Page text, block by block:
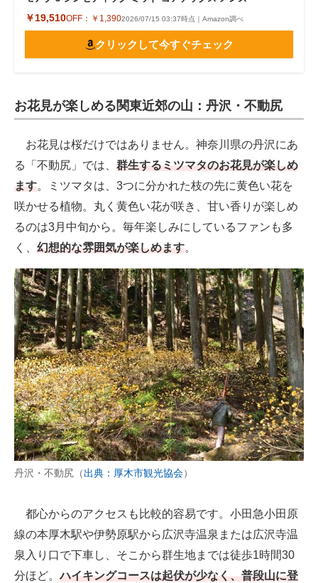
￥19,510OFF： ￥1,3902026/07/15 03:37時点｜Amazon調べ
クリックして今すぐチェック
お花見が楽しめる関東近郊の山：丹沢・不動尻
お花見は桜だけではありません。神奈川県の丹沢にあ
る「不動尻」では、 群生するミツマタのお花見が楽しめ
ます。ミツマタは、3つに分かれた枝の先に黄色い花を
咲かせる植物。丸く黄色い花が咲き、甘い香りが楽しめ
るのは3月中旬から。毎年楽しみにしているファンも多
く、 幻想的な雰囲気が楽しめます。
丹沢・不動尻（出典：厚木市観光協会）
都心からのアクセスも比較的容易です。小田急小田原
線の本厚木駅や伊勢原駅から広沢寺温泉または広沢寺温
泉入り口で下車し、そこから群生地までは徒歩1時間30
分ほど。ハイキングコースは起伏が少なく、普段山に登